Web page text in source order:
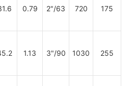
0.79 2"/63 720 175
1.13 3"/90 1030 255